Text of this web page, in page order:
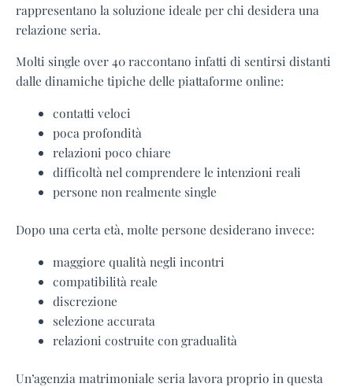
rappresentano la soluzione ideale per chi desidera una
relazione seria.
Molti single over 40 raccontano infatti di sentirsi distanti
dalle dinamiche tipiche delle piattaforme online:
contatti veloci
poca profondità
relazioni poco chiare
difficoltà nel comprendere le intenzioni reali
persone non realmente single
Dopo una certa età, molte persone desiderano invece:
maggiore qualità negli incontri
compatibilità reale
discrezione
selezione accurata
relazioni costruite con gradualità
Un’agenzia matrimoniale seria lavora proprio in questa